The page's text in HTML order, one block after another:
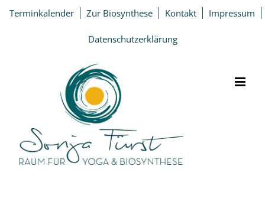
Zum
Inhalt
Terminkalender Zur Biosynthese Kontakt Impressum
Datenschutzerklärung